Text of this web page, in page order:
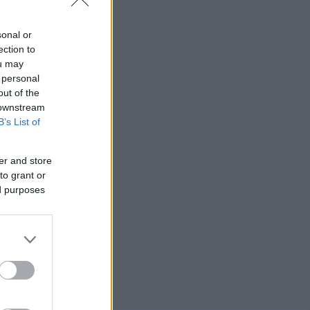
or
to
may
of the
List of
and store
grant or
purposes